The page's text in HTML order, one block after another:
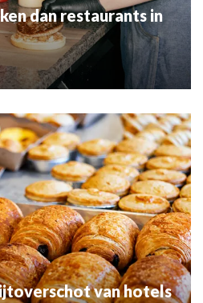
dan restaurants in
van hotels